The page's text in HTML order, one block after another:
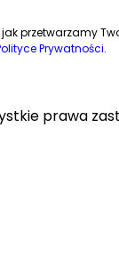
przetwarzamy
Prywatności.
prawa